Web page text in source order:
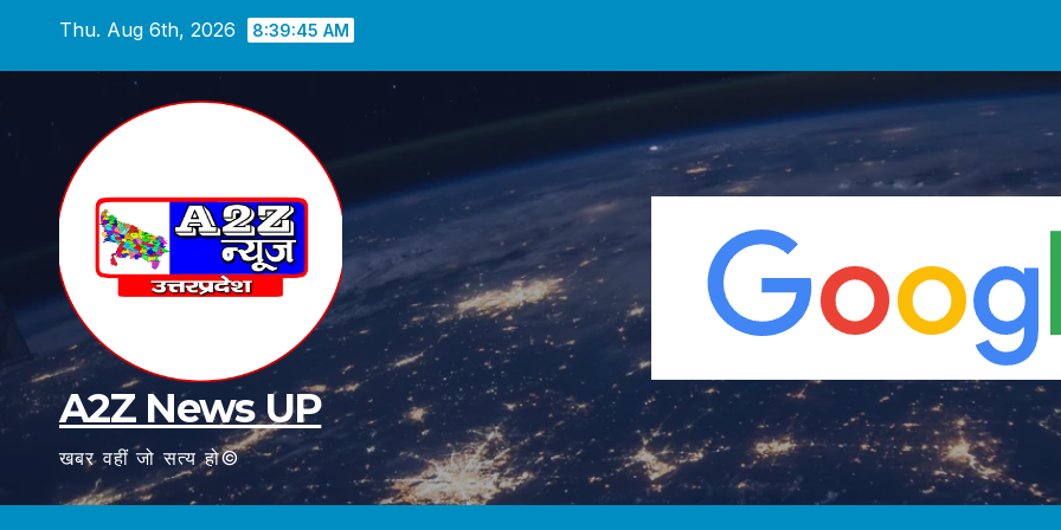
Thu. Aug 6th, 2026 8:39:47 AM
A2Z News UP
खबर वहीं जो सत्य हो©